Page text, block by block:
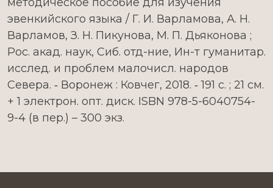
эвенкийского языка / Г. И. Варламова, А. Н.
Варламов, З. Н. Пикунова, М. П. Дьяконова ;
Рос. акад. наук, Сиб. отд-ние, Ин-т гуманитар.
исслед. и проблем малочисл. народов
Севера. ‑ Воронеж : Ковчег, 2018. ‑ 191 с. ; 21 см.
+ 1 электрон. опт. диск. ISBN 978-5-6040754-
9-4 (в пер.) – 300 экз.